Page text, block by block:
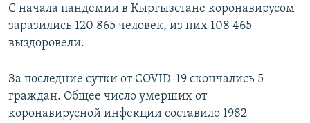
С начала пандемии в Кыргызстане коронавирусом
заразились 120 865 человек, из них 108 465
выздоровели.
За последние сутки от COVID-19 скончались 5
граждан. Общее число умерших от
коронавирусной инфекции составило 1982